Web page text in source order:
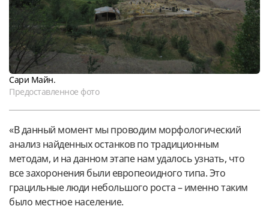
Сари Майн.
Предоставленное фото
«В данный момент мы проводим морфологический
анализ найденных останков по традиционным
методам, и на данном этапе нам удалось узнать, что
все захоронения были европеоидного типа. Это
грацильные люди небольшого роста – именно таким
было местное население.